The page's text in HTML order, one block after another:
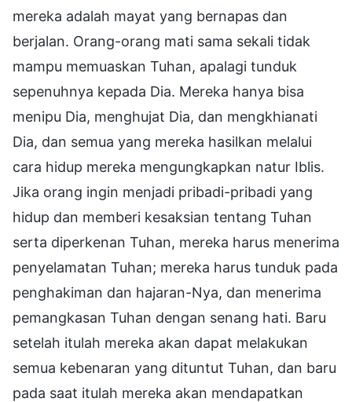
mereka adalah mayat yang bernapas dan
berjalan. Orang-orang mati sama sekali tidak
mampu memuaskan Tuhan, apalagi tunduk
sepenuhnya kepada Dia. Mereka hanya bisa
menipu Dia, menghujat Dia, dan mengkhianati
Dia, dan semua yang mereka hasilkan melalui
cara hidup mereka mengungkapkan natur Iblis.
Jika orang ingin menjadi pribadi-pribadi yang
hidup dan memberi kesaksian tentang Tuhan
serta diperkenan Tuhan, mereka harus menerima
penyelamatan Tuhan; mereka harus tunduk pada
penghakiman dan hajaran-Nya, dan menerima
pemangkasan Tuhan dengan senang hati. Baru
setelah itulah mereka akan dapat melakukan
semua kebenaran yang dituntut Tuhan, dan baru
pada saat itulah mereka akan mendapatkan